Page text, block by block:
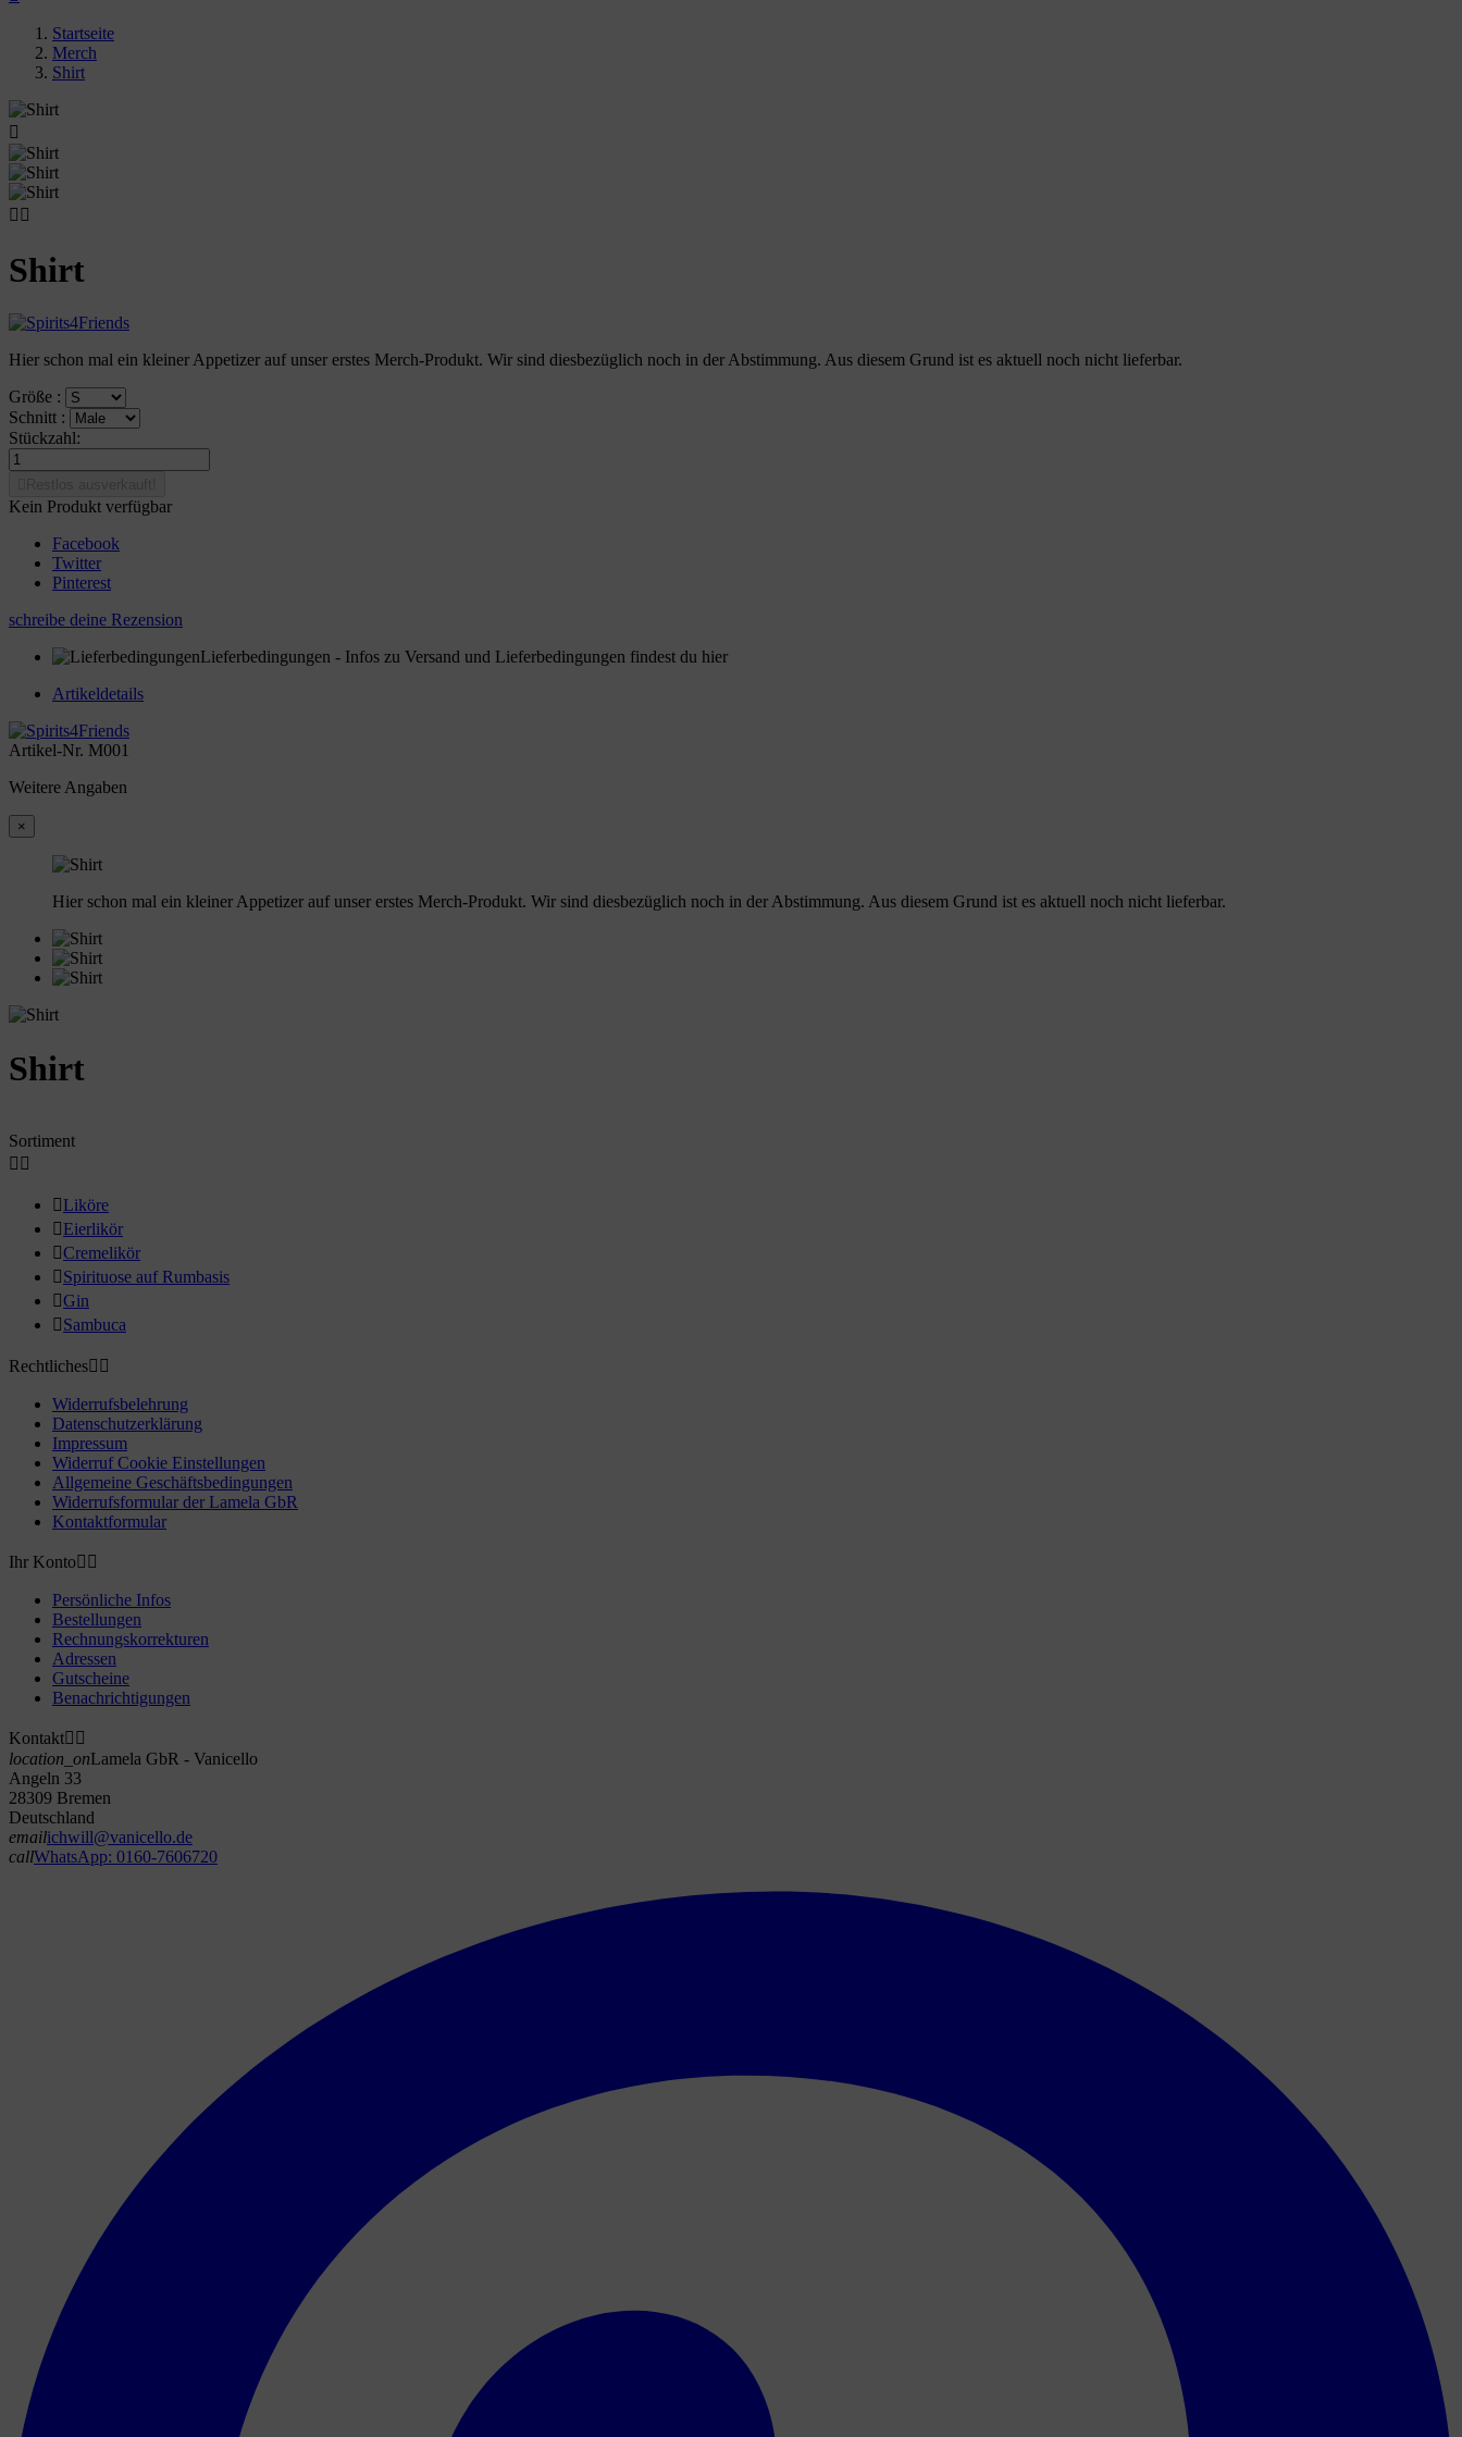
Startseite
Merch
Shirt

 
Shirt
Hier schon mal ein kleiner Appetizer auf unser erstes Merch-Produkt. Wir sind diesbezüglich noch in der Abstimmung. Aus diesem Grund ist es aktuell noch nicht lieferbar.
Größe :
Schnitt :
Stückzahl:
Kein Produkt verfügbar
Facebook
Twitter
Pinterest
schreibe deine Rezension
Lieferbedingungen - Infos zu Versand und Lieferbedingungen findest du hier
Artikeldetails
Artikel-Nr. M001
Weitere Angaben
×
Hier schon mal ein kleiner Appetizer auf unser erstes Merch-Produkt. Wir sind diesbezüglich noch in der Abstimmung. Aus diesem Grund ist es aktuell noch nicht lieferbar.
Shirt
Sortiment
 
 Liköre
 Eierlikör
Cremelikör
 Spirituose auf Rumbasis
Gin
 Sambuca
Rechtliches 
Widerrufsbelehrung
Datenschutzerklärung
Impressum
Widerruf Cookie Einstellungen
Allgemeine Geschäftsbedingungen
Widerrufsformular der Lamela GbR
Kontaktformular
Ihr Konto 
Persönliche Infos
Bestellungen
Rechnungskorrekturen
Adressen
Gutscheine
Benachrichtigungen
Kontakt 
location_onLamela GbR - Vanicello
Angeln 33
28309 Bremen
Deutschland
emailichwill@vanicello.de
callWhatsApp: 0160-7606720